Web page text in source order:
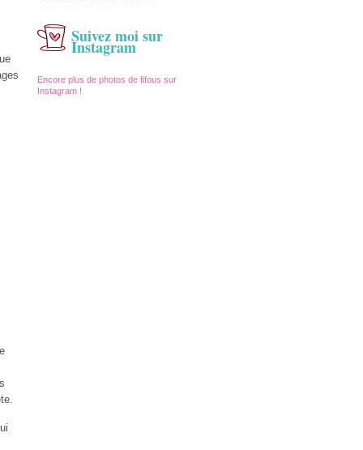
Suivez moi sur
Instagram
Encore plus de photos de fifous sur
Instagram !